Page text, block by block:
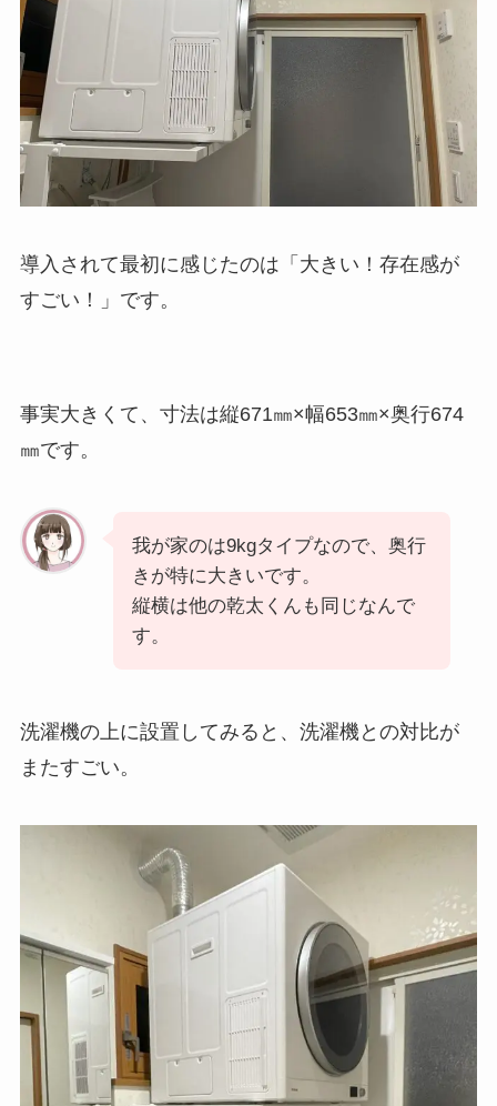
導入されて最初に感じたのは「大きい！存在感が
すごい！」です。
事実大きくて、寸法は縦671㎜×幅653㎜×奥行674
㎜です。
我が家のは9kgタイプなので、奥行
きが特に大きいです。
縦横は他の乾太くんも同じなんで
す。
洗濯機の上に設置してみると、洗濯機との対比が
またすごい。